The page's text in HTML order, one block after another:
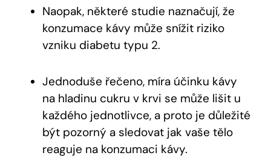
Naopak, některé studie naznačují, že
konzumace kávy může snížit riziko
vzniku diabetu typu 2.
Jednoduše řečeno, míra účinku kávy
na hladinu cukru v krvi se může lišit u
každého jednotlivce, a proto je důležité
být pozorný a sledovat jak vaše tělo
reaguje na konzumaci kávy.